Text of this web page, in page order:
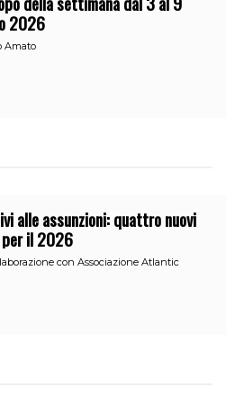
2026
Amato
alle assunzioni: quattro nuovi
per il 2026
con Associazione Atlantic